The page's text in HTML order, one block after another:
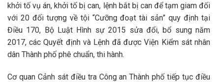
khởi tố vụ án, khởi tố bị can, lệnh bắt bị can để tạm giam đối
với 20 đối tượng về tội “Cưỡng đoạt tài sản” quy định tại
Điều 170, Bộ Luật Hình sự 2015 sửa đổi, bổ sung năm
2017, các Quyết định và Lệnh đã được Viện Kiểm sát nhân
dân Thành phố phê chuẩn, thi hành.
Cơ quan Cảnh sát điều tra Công an Thành phố tiếp tục điều